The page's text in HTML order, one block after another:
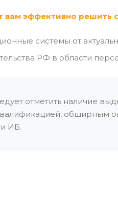
вам эффективно решить
системы от
РФ в области
отметить наличие
обширным
ИБ.